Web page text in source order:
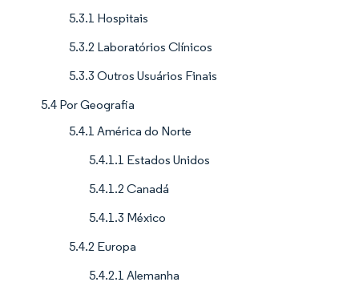
5.3.1 Hospitais
5.3.2 Laboratórios Clínicos
5.3.3 Outros Usuários Finais
5.4 Por Geografia
5.4.1 América do Norte
5.4.1.1 Estados Unidos
5.4.1.2 Canadá
5.4.1.3 México
5.4.2 Europa
5.4.2.1 Alemanha